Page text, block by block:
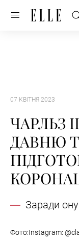
07 КВІТНЯ 2023
ЧАРЛЬЗ
ДАВНЮ
Заради
Фото:Instagram: